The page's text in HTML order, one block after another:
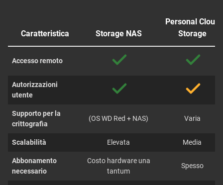
Caratteristica Storage NAS
Personal Cloud
Storage
Accesso remoto
Autorizzazioni
utente
Supporto per la
crittografia
(OS WD Red + NAS) Varia
Scalabilità Elevata Media
Abbonamento
necessario
Costo hardware una
tantum
Spesso